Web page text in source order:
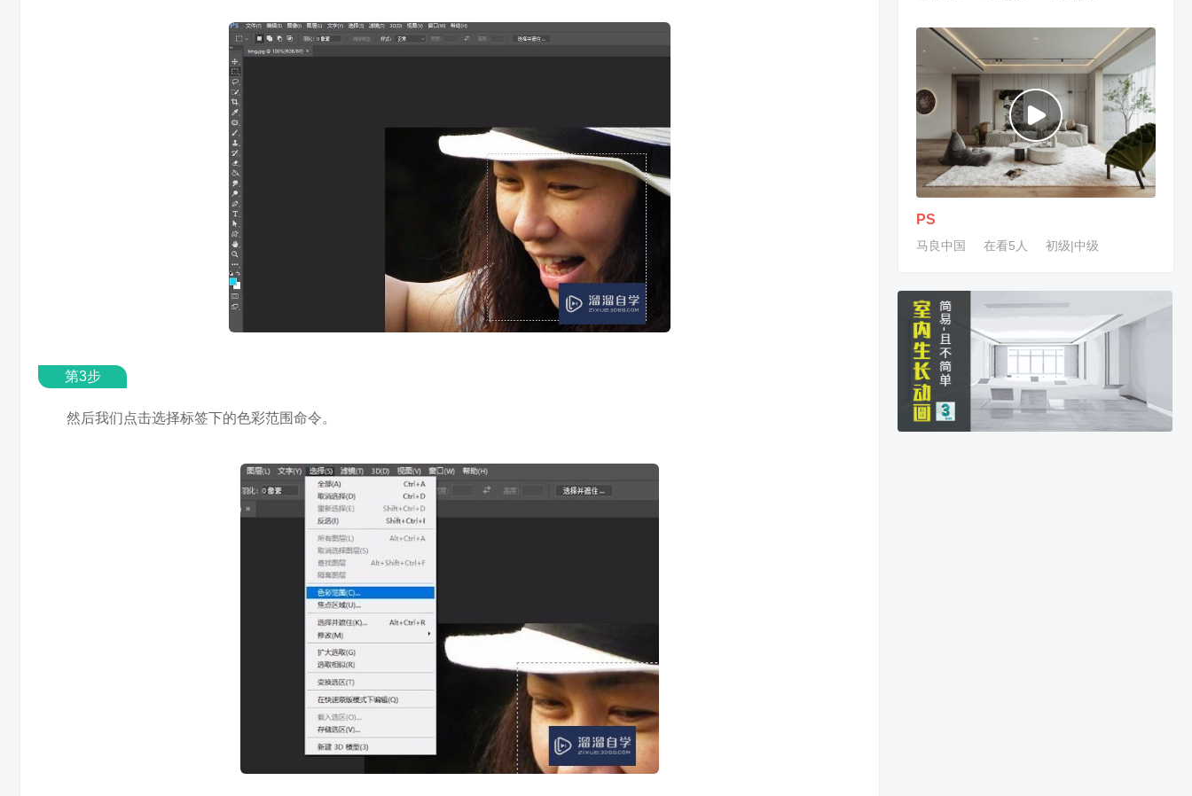
第3步
然后我们点击选择标签下的色彩范围命令。
PS
马良中国 在看5人 初级|中级